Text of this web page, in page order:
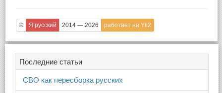
© Я русский 2014 — 2026 работает на Yii2
Последние статьи
СВО как пересборка русских